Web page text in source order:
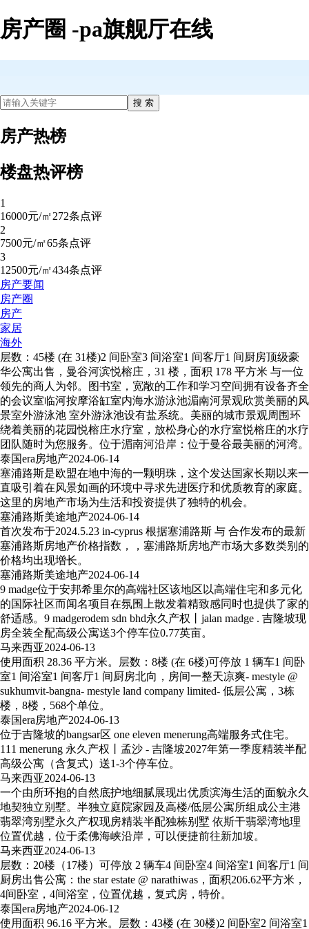
房产圈 -pa旗舰厅在线
房产热榜
楼盘热评榜
1
16000元/㎡272条点评
2
7500元/㎡65条点评
3
12500元/㎡434条点评
房产要闻
房产圈
房产
家居
海外
层数：45楼 (在 31楼)2 间卧室3 间浴室1 间客厅1 间厨房顶级豪
华公寓出售，曼谷河滨悦榕庄，31 楼，面积 178 平方米 与一位
领先的商人为邻。图书室，宽敞的工作和学习空间拥有设备齐全
的会议室临河按摩浴缸室内海水游泳池湄南河景观欣赏美丽的风
景室外游泳池 室外游泳池设有盐系统。美丽的城市景观周围环
绕着美丽的花园悦榕庄水疗室，放松身心的水疗室悦榕庄的水疗
团队随时为您服务。位于湄南河沿岸：位于曼谷最美丽的河湾。
泰国era房地产2024-06-14
塞浦路斯是欧盟在地中海的一颗明珠，这个发达国家长期以来一
直吸引着在风景如画的环境中寻求先进医疗和优质教育的家庭。
这里的房地产市场为生活和投资提供了独特的机会。
塞浦路斯美途地产2024-06-14
首次发布于2024.5.23 in-cyprus 根据塞浦路斯 与 合作发布的最新
塞浦路斯房地产价格指数，，塞浦路斯房地产市场大多数类别的
价格均出现增长。
塞浦路斯美途地产2024-06-14
9 madge位于安邦希里尔的高端社区该地区以高端住宅和多元化
的国际社区而闻名项目在氛围上散发着精致感同时也提供了家的
舒适感。9 madgerodem sdn bhd永久产权丨jalan madge . 吉隆坡现
房全装全配高级公寓送3个停车位0.77英亩。
马来西亚2024-06-13
使用面积 28.36 平方米。层数：8楼 (在 6楼)可停放 1 辆车1 间卧
室1 间浴室1 间客厅1 间厨房北向，房间一整天凉爽- mestyle @
sukhumvit-bangna- mestyle land company limited- 低层公寓，3栋
楼，8楼，568个单位。
泰国era房地产2024-06-13
位于吉隆坡的bangsar区 one eleven menerung高端服务式住宅。
111 menerung 永久产权丨孟沙 - 吉隆坡2027年第一季度精装半配
高级公寓（含复式）送1-3个停车位。
马来西亚2024-06-13
一个由所环抱的自然底护地细腻展现出优质滨海生活的面貌永久
地契独立别墅。半独立庭院家园及高楼/低层公寓所组成公主港
翡翠湾别墅永久产权现房精装半配独栋别墅 依斯干翡翠湾地理
位置优越，位于柔佛海峡沿岸，可以便捷前往新加坡。
马来西亚2024-06-13
层数：20楼（17楼）可停放 2 辆车4 间卧室4 间浴室1 间客厅1 间
厨房出售公寓：the star estate @ narathiwas，面积206.62平方米，
4间卧室，4间浴室，位置优越，复式房，特价。
泰国era房地产2024-06-12
使用面积 96.16 平方米。层数：43楼 (在 30楼)2 间卧室2 间浴室1